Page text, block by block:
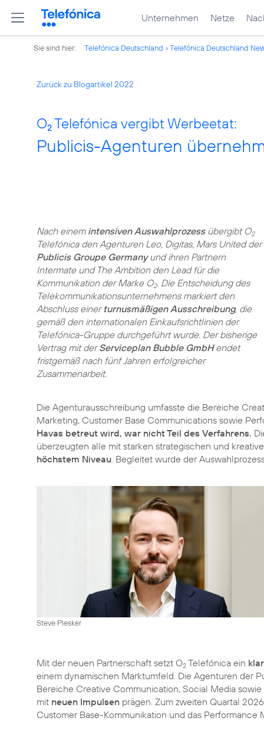
Unternehmen Netze
Sie sind hier: Telefónica Deutschland Telefónica Deutschland
Zurück zu Blogartikel 2022
O2 Telefónica vergibt Werbeetat:
Publicis-Agenturen
Nach einem intensiven Auswahlprozessübergibt O2
Telefónica den Agenturen Leo, Digitas, Mars United der
Publicis Groupe Germanyund ihren Partnern
Intermate und The Ambition den Lead für die
Kommunikation der Marke O2. Die Entscheidung des
Telekommunikations­unternehmens markiert den
Abschluss einer turnusmäßigen Ausschreibung, die
gemäß den internationalen Einkaufsrichtlinien der
Telefónica-Gruppe durchgeführt wurde. Der bisherige
Vertrag mit derServiceplan Bubble GmbHendet
fristgemäß nach fünf Jahren erfolgreicher
Zusammenarbeit.
Die Agenturausschreibung umfasste die Bereiche
Marketing, Customer Base Communications sowie
Havas betreut wird, war nicht Teil des Verfahrens.
überzeugten alle mit starken strategischen und
höchstem Niveau. Begleitet wurde der
Steve Plesker
Mit der neuen Partnerschaft setzt O2 Telefónica ein
einem dynamischen Marktumfeld. Die Agenturen der
Bereiche Creative Communication, Social Media
mit neuen Impulsen prägen. Zum zweiten Quartal
Customer Base-Kommunikation und das Performance